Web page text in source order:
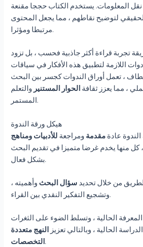
المعلومات. يستخدم الكتاب حججا مقنعة
لتوضيح نقاطهم ، مما يجعل المحتوى
مرتبطا ومؤثرا.
تجربة قراءة أكثر جاذبية فحسب ، بل تزود
اللازمة لتطبيق هذه الأفكار في سياقات
، تعمل أوراق الندوات كجسر بين البحث
، مما يعزز ثقافة الحوار المستنير والتعلم
المستمر.
هيكل ورقة الندوة
عادة مقدمة ومراجعة للأدبيات ومناهج
كل منها يخدم غرضا متميزا في تقديم البحث
بشكل فعال.
من خلال تحديد سؤال البحث وأهميته ،
وتشجيع التفكير النقدي بين القراء.
الحالية ، وتسلط الضوء على الثغرات
الحالية ، وبالتالي تعزيز
النهج متعددة
التخصصات .